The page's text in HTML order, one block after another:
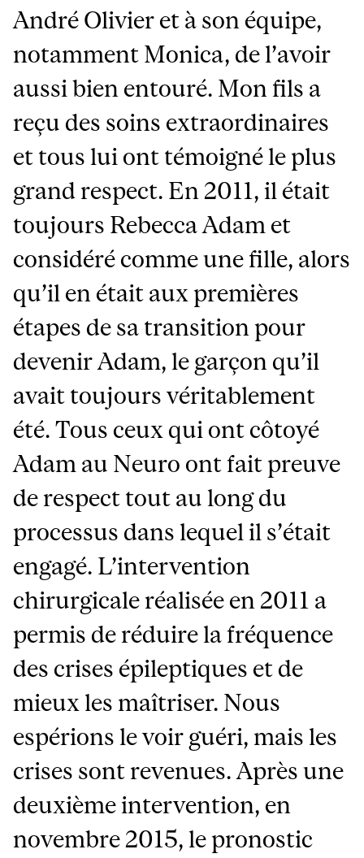
André Olivier et à son équipe,
notamment Monica, de l’avoir
aussi bien entouré. Mon fils a
reçu des soins extraordinaires
et tous lui ont témoigné le plus
grand respect. En 2011, il était
toujours Rebecca Adam et
considéré comme une fille, alors
qu’il en était aux premières
étapes de sa transition pour
devenir Adam, le garçon qu’il
avait toujours véritablement
été. Tous ceux qui ont côtoyé
Adam au Neuro ont fait preuve
de respect tout au long du
processus dans lequel il s’était
engagé. L’intervention
chirurgicale réalisée en 2011 a
permis de réduire la fréquence
des crises épileptiques et de
mieux les maîtriser. Nous
espérions le voir guéri, mais les
crises sont revenues. Après une
deuxième intervention, en
novembre 2015, le pronostic